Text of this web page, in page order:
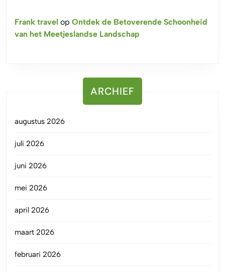
Frank travel op Ontdek de Betoverende Schoonheid
van het Meetjeslandse Landschap
ARCHIEF
augustus 2026
juli 2026
juni 2026
mei 2026
april 2026
maart 2026
februari 2026